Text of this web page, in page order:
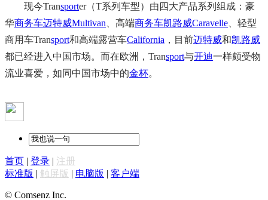
现今Transporter（T系列车型）由四大产品系列组成：豪
华商务车迈特威Multivan 、高端商务车凯路威Caravelle 、轻型
商用车Transport和高端露营车California ，目前迈特威和凯路威
都已经进入中国市场。而在欧洲，Transport与开迪一样颇受物
流业喜爱，如同中国市场中的金杯。
首页 | 登录 | 注册
标准版 | 触屏版 | 电脑版 | 客户端
© Comsenz Inc.